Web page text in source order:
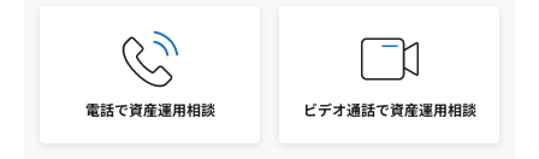
電話で資産運用相談 ビデオ通話で資産運用相談